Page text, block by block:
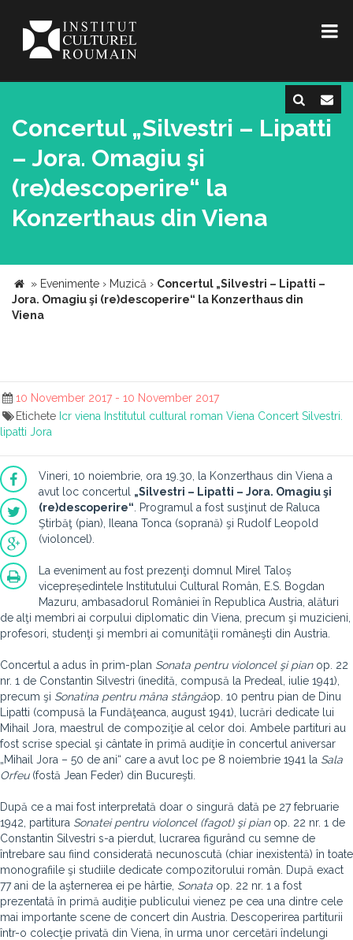
Concertul „Silvestri – Lipatti
– Jora. Omagiu şi
(re)descoperire“ la
Konzerthaus din Viena
» Evenimente › Muzică › Concertul „Silvestri – Lipatti –
Jora. Omagiu şi (re)descoperire“ la Konzerthaus din
Viena
10 November 2017 - 10 November 2017
Etichete Icr viena Institutul cultural roman Viena Concert Silvestri.
lipatti Jora
Vineri, 10 noiembrie, ora 19.30, la Konzerthaus din Viena a
avut loc concertul „Silvestri – Lipatti – Jora. Omagiu şi
(re)descoperire“ . Programul a fost susţinut de Raluca
Ştirbăţ (pian), Ileana Tonca (soprană) şi Rudolf Leopold
(violoncel).
La eveniment au fost prezenţi domnul Mirel Taloș
vicepreședintele Institutului Cultural Român, E.S. Bogdan
Mazuru, ambasadorul României în Republica Austria, alături
de alţi membri ai corpului diplomatic din Viena, precum şi muzicieni,
profesori, studenţi şi membri ai comunităţii româneşti din Austria.
Concertul a adus în prim-plan Sonata pentru violoncel şi pian op. 22
nr. 1 de Constantin Silvestri (inedită, compusă la Predeal, iulie 1941),
precum şi Sonatina pentru mâna stângăop. 10 pentru pian de Dinu
Lipatti (compusă la Fundăţeanca, august 1941), lucrări dedicate lui
Mihail Jora, maestrul de compoziţie al celor doi. Ambele partituri au
fost scrise special şi cântate în primă audiţie în concertul aniversar
„Mihail Jora – 50 de ani“ care a avut loc pe 8 noiembrie 1941 la Sala
Orfeu(fostă Jean Feder) din Bucureşti.
După ce a mai fost interpretată doar o singură dată pe 27 februarie
1942, partitura Sonatei pentru violoncel (fagot) şi pianop. 22 nr. 1 de
Constantin Silvestri s-a pierdut, lucrarea figurând cu semne de
întrebare sau fiind considerată necunoscută (chiar inexistentă) în toate
monografiile şi studiile dedicate compozitorului român. După exact
77 ani de la aşternerea ei pe hârtie, Sonata op. 22 nr. 1 a fost
prezentată în primă audiţie publicului vienez pe cea una dintre cele
mai importante scene de concert din Austria. Descoperirea partiturii
într-o colecţie privată din Viena, în urma unor cercetări îndelungi